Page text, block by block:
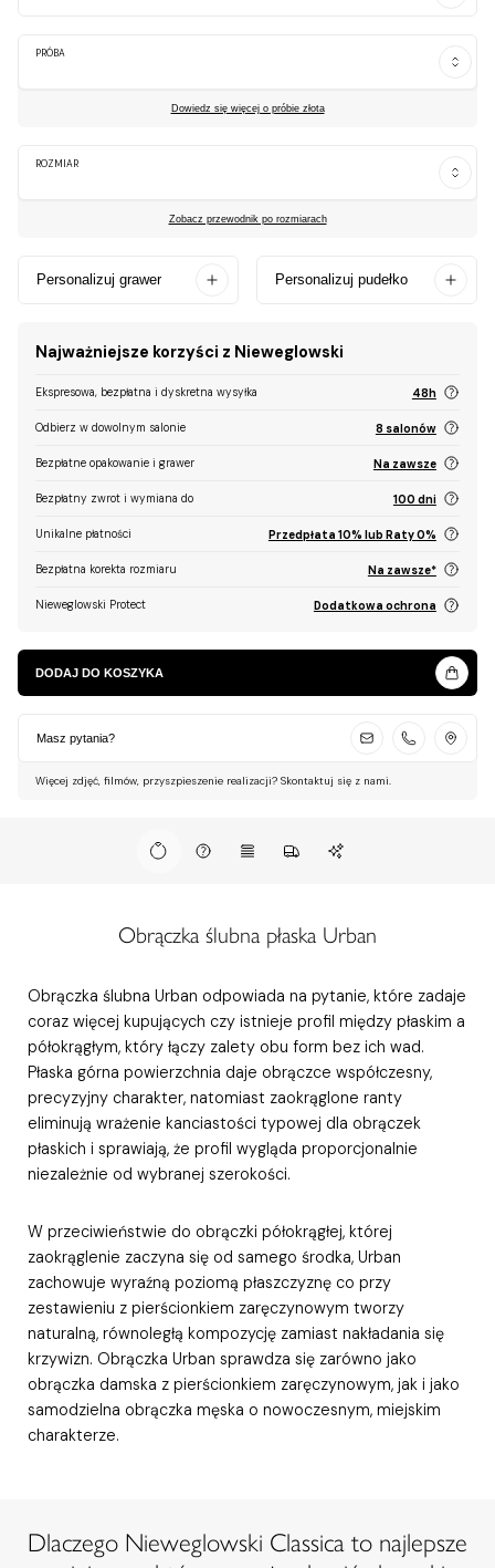
PRÓBA
Dowiedz się więcej o próbie złota
ROZMIAR
Zobacz przewodnik po rozmiarach
Personalizuj grawer Personalizuj pudełko
Najważniejsze korzyści z Nieweglowski
Ekspresowa, bezpłatna i dyskretna wysyłka 48h
Odbierz w dowolnym salonie 8 salonów
Bezpłatne opakowanie i grawer Na zawsze
Bezpłatny zwrot i wymiana do 100 dni
Unikalne płatności Przedpłata 10% lub Raty 0%
Bezpłatna korekta rozmiaru Na zawsze*
Nieweglowski Protect Dodatkowa ochrona
DODAJ DO KOSZYKA
Masz pytania?
Więcej zdjęć, filmów, przyszpieszenie realizacji? Skontaktuj się z nami.
Obrączka ślubna płaska Urban
Obrączka ślubna Urban odpowiada na pytanie, które zadaje
coraz więcej kupujących czy istnieje profil między płaskim a
półokrągłym, który łączy zalety obu form bez ich wad.
Płaska górna powierzchnia daje obrączce współczesny,
precyzyjny charakter, natomiast zaokrąglone ranty
eliminują wrażenie kanciastości typowej dla obrączek
płaskich i sprawiają, że profil wygląda proporcjonalnie
niezależnie od wybranej szerokości.
W przeciwieństwie do obrączki półokrągłej, której
zaokrąglenie zaczyna się od samego środka, Urban
zachowuje wyraźną poziomą płaszczyznę co przy
zestawieniu z pierścionkiem zaręczynowym tworzy
naturalną, równoległą kompozycję zamiast nakładania się
krzywizn. Obrączka Urban sprawdza się zarówno jako
obrączka damska z pierścionkiem zaręczynowym, jak i jako
samodzielna obrączka męska o nowoczesnym, miejskim
charakterze.
Dlaczego Nieweglowski Classica to najlepsze